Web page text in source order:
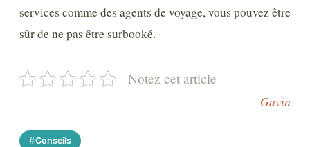
services comme des agents de voyage, vous pouvez être
sûr de ne pas être surbooké.
Notez cet article
— Gavin
Conseils